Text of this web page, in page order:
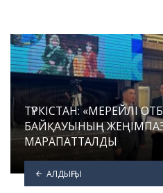
ТҮРКІСТАН: «МЕРЕЙЛІ
БАЙҚАУЫНЫҢ
МАРАПАТТАЛДЫ
АЛДЫҢҒЫ